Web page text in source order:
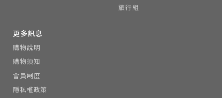
旅行組
更多訊息
購物說明
購物須知
會員制度
隱私權政策